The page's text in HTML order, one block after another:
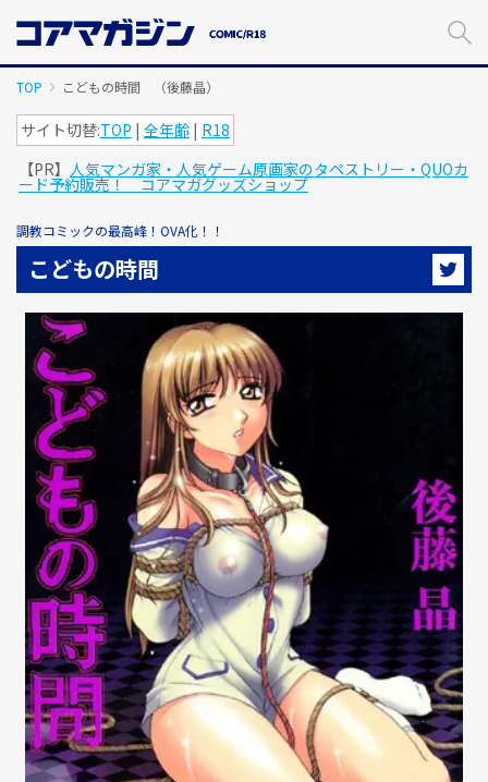
TOP こどもの時間 （後藤晶）
サイト切替:TOP | 全年齢 | R18
【PR】 人気マンガ家・人気ゲーム原画家のタペストリー・QUOカ
ード予約販売！ コアマガグッズショップ
調教コミックの最高峰！OVA化！！
こどもの時間